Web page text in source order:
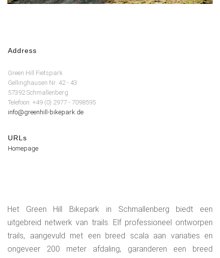
Address
Green Hill Fietspark
Gellinghausen Nr. 42 - 43
57392 Schmallenberg
Telefoon: +49 (0) 2977 - 7098595
info@greenhill-bikepark.de
URLs
Homepage
Het Green Hill Bikepark in Schmallenberg biedt een
uitgebreid netwerk van trails. Elf professioneel ontworpen
trails, aangevuld met een breed scala aan variaties en
ongeveer 200 meter afdaling, garanderen een breed